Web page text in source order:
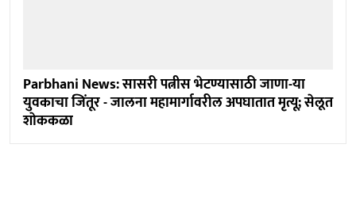
Parbhani News: सासरी पत्नीस भेटण्यासाठी जाणा-या
युवकाचा जिंतूर - जालना महामार्गावरील अपघातात मृत्यू; सेलूत
शाेककळा